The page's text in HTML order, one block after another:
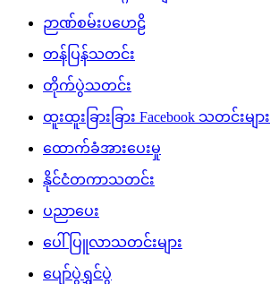
ဉာဏ်စမ်းပဟေဠိ
တန်ပြန်သတင်း
တိုက်ပွဲသတင်း
ထူးထူးခြားခြား Facebook သတင်းများ
ထောက်ခံအားပေးမှု
နိုင်ငံတကာသတင်း
ပညာပေး
ပေါ်ပြူလာသတင်းများ
ပျော်ပွဲရွှင်ပွဲ